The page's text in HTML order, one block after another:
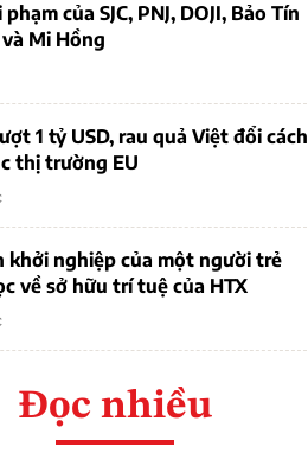
của SJC, PNJ, DOJI, Bảo Tín
Mi Hồng
1 tỷ USD, rau quả Việt đổi cách
thị trường EU
khởi nghiệp của một người trẻ
về sở hữu trí tuệ của HTX
Đọc nhiều